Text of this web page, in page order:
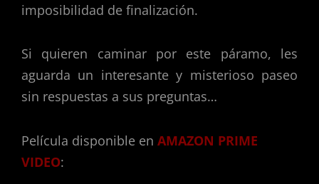
imposibilidad de finalización.
Si quieren caminar por este páramo, les
aguarda un interesante y misterioso paseo
sin respuestas a sus preguntas…
Película disponible en AMAZON PRIME
VIDEO: